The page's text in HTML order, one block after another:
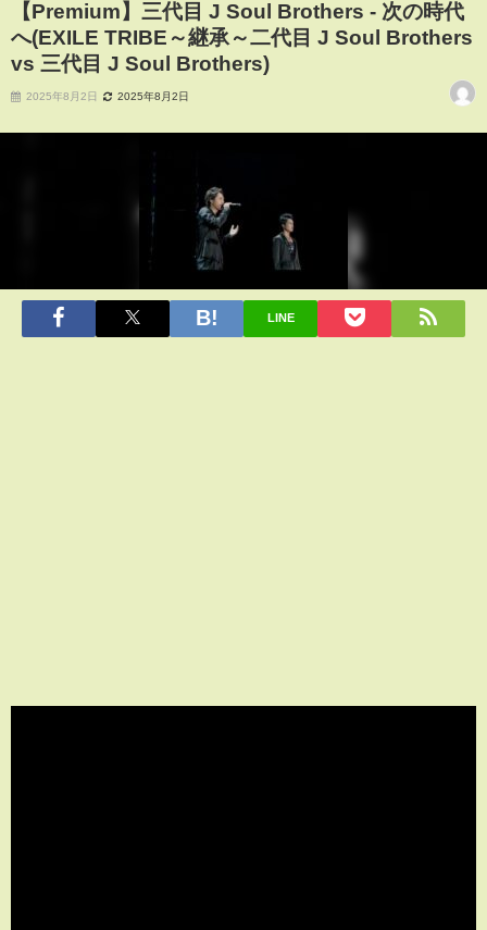
【Premium】三代目 J Soul Brothers - 次の時代
へ(EXILE TRIBE～継承～二代目 J Soul Brothers
vs 三代目 J Soul Brothers)
2025年8月2日 2025年8月2日
LINE